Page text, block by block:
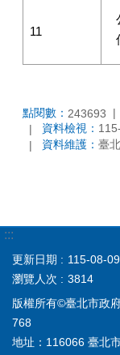
11
點閱數： 243693
資料檢視：
資料維護： 臺
:::
更新日期
115-08-09
瀏覽人次
3814
版權所有©臺北市政
768
地址：116066 臺北